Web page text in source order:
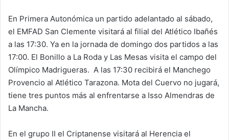
En Primera Autonómica un partido adelantado al sábado,
el EMFAD San Clemente visitará al filial del Atlético Ibañés
a las 17:30. Ya en la jornada de domingo dos partidos a las
17:00. El Bonillo a La Roda y Las Mesas visita el campo del
Olímpico Madrigueras. A las 17:30 recibirá el Manchego
Provencio al Atlético Tarazona. Mota del Cuervo no jugará,
tiene tres puntos más al enfrentarse a Isso Almendras de
La Mancha.
En el grupo II el Criptanense visitará al Herencia el